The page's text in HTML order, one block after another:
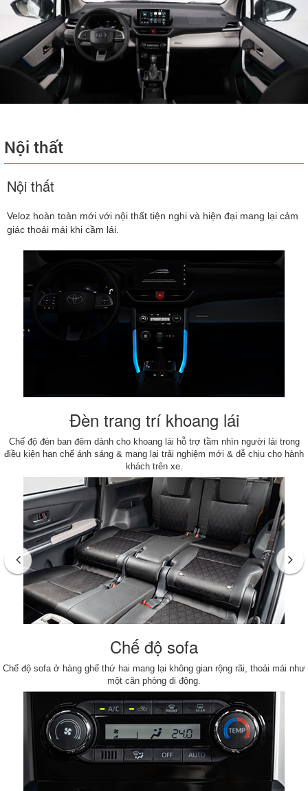
Nội thất
Nội thất
Veloz hoàn toàn mới với nội thất tiện nghi và hiện đại mang lại cảm
giác thoải mái khi cầm lái.
Đèn trang trí khoang lái
Chế độ đèn ban đêm dành cho khoang lái hỗ trợ tầm nhìn người lái trong
điều kiện hạn chế ánh sáng & mang lại trải nghiệm mới & dễ chịu cho hành
khách trên xe.
Chế độ sofa
Chế độ sofa ở hàng ghế thứ hai mang lại không gian rộng rãi, thoải mái như
một căn phòng di động.